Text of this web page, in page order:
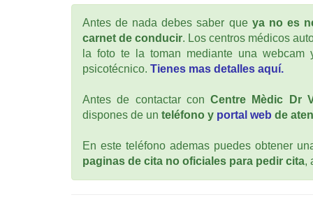
Antes de nada debes saber que ya no es
carnet de conducir. Los centros médicos
la foto te la toman mediante una
psicotécnico. Tienes mas detalles aquí.
Antes de contactar conCentre Mèdic Dr
dispones de un teléfono y portal web de
En este teléfono ademas puedes obtener
paginas de cita no oficiales para pedir cita,